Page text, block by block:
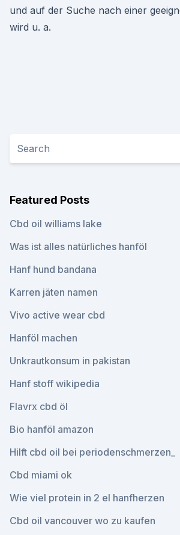
und auf der Suche nach einer
wird u. a.
Featured Posts
Cbd oil williams lake
Was ist alles natürliches hanföl
Hanf hund bandana
Karren jäten namen
Vivo active wear cbd
Hanföl machen
Unkrautkonsum in pakistan
Hanf stoff wikipedia
Flavrx cbd öl
Bio hanföl amazon
Hilft cbd oil bei periodenschmerzen_
Cbd miami ok
Wie viel protein in 2 el hanfherzen
Cbd oil vancouver wo zu kaufen